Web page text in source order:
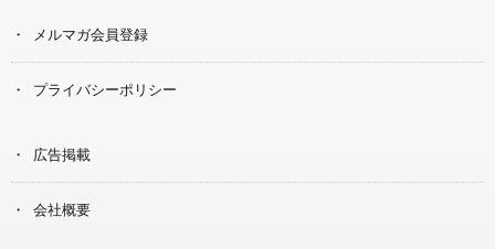
メルマガ会員登録
プライバシーポリシー
広告掲載
会社概要